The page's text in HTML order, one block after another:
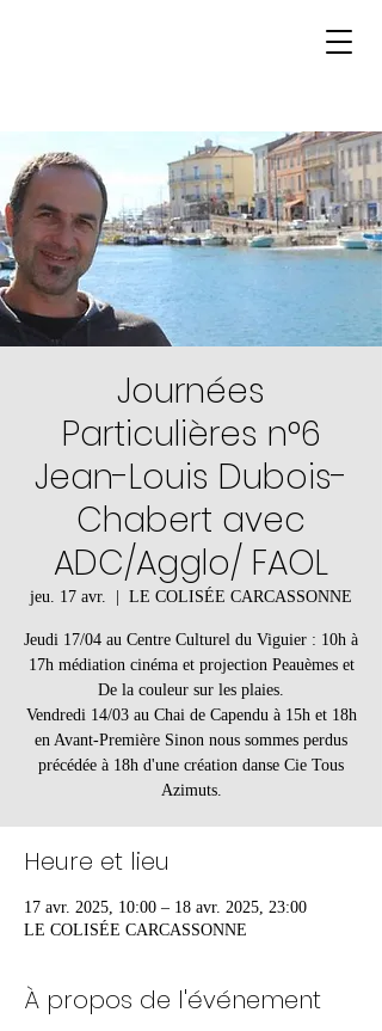
Journées
Particulières n°6
Jean-Louis Dubois-
Chabert avec
ADC/Agglo/ FAOL
jeu. 17 avr. LE COLISÉE CARCASSONNE
Jeudi 17/04 au Centre Culturel du Viguier : 10h à
17h médiation cinéma et projection Peauèmes et
De la couleur sur les plaies.
Vendredi 14/03 au Chai de Capendu à 15h et 18h
en Avant-Première Sinon nous sommes perdus
précédée à 18h d'une création danse Cie Tous
Azimuts.
Heure et lieu
17 avr. 2025, 10:00 – 18 avr. 2025, 23:00
LE COLISÉE CARCASSONNE
À propos de l'événement